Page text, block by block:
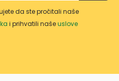
da ste pročitali naše
i prihvatili našeuslove